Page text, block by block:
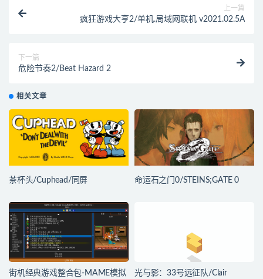
上一篇
疯狂游戏大亨2/单机.局域网联机 v2021.02.5A
下一篇
危险节奏2/Beat Hazard 2
相关文章
茶杯头/Cuphead/同屏 命运石之门0/STEINS;GATE 0
街机经典游戏整合包-MAME模拟
光与影：33号远征队/Clair